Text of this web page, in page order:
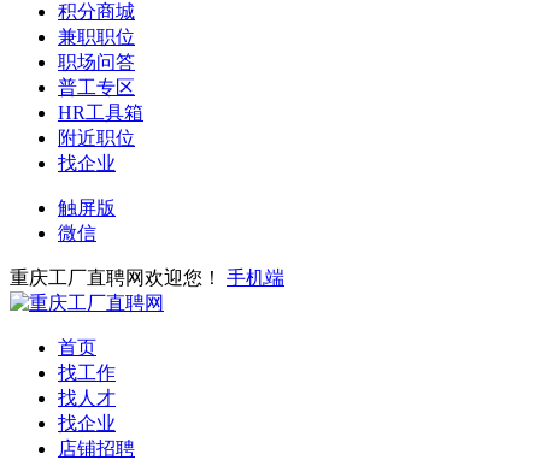
积分商城
兼职职位
职场问答
普工专区
HR工具箱
附近职位
找企业
触屏版
微信
重庆工厂直聘网欢迎您！ 手机端
首页
找工作
找人才
找企业
店铺招聘